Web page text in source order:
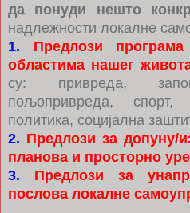
да понуди нешто
надлежности локалне
1. Предлози
областима нашег
су: привреда,
пољопривреда, спорт,
политика, социјална
2. Предлози за допуну/
планова и просторно
3. Предлози за
послова локалне